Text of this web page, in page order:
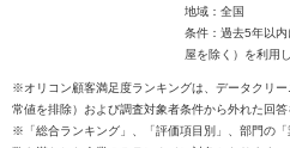
地域：全国
条件：過去5年以
屋を除く）を利用
※オリコン顧客満足度ランキングは、データクリ
常値を排除）および調査対象者条件から外れた回答
※「総合ランキング」、「評価項目別」、部門の